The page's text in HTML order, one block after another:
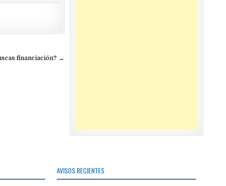
financiación? →
AVISOS RECIENTES